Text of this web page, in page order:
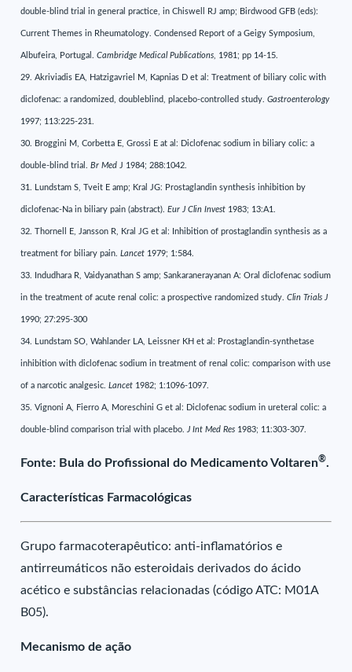
double-blind trial in general practice, in Chiswell RJ amp; Birdwood GFB (eds):
Current Themes in Rheumatology. Condensed Report of a Geigy Symposium,
Albufeira, Portugal.Cambridge Medical Publications , 1981; pp 14-15.
29. Akriviadis EA, Hatzigavriel M, Kapnias D et al: Treatment of biliary colic with
diclofenac: a randomized, doubleblind, placebo-controlled study. Gastroenterology
1997; 113:225-231.
30. Broggini M, Corbetta E, Grossi E at al: Diclofenac sodium in biliary colic: a
double-blind trial.Br Med J 1984; 288:1042.
31. Lundstam S, Tveit E amp; Kral JG: Prostaglandin synthesis inhibition by
diclofenac-Na in biliary pain (abstract). Eur J Clin Invest 1983; 13:A1.
32. Thornell E, Jansson R, Kral JG et al: Inhibition of prostaglandin synthesis as a
treatment for biliary pain. Lancet 1979; 1:584.
33. Indudhara R, Vaidyanathan S amp; Sankaranerayanan A: Oral diclofenac sodium
in the treatment of acute renal colic: a prospective randomized study.Clin Trials J
1990; 27:295-300
34. Lundstam SO, Wahlander LA, Leissner KH et al: Prostaglandin-synthetase
inhibition with diclofenac sodium in treatment of renal colic: comparison with use
of a narcotic analgesic.Lancet 1982; 1:1096-1097.
35. Vignoni A, Fierro A, Moreschini G et al: Diclofenac sodium in ureteral colic: a
double-blind comparison trial with placebo. J Int Med Res 1983; 11:303-307.
Fonte: Bula do Profissional do Medicamento Voltaren®.
Características Farmacológicas
Grupo farmacoterapêutico: anti-inflamatórios e
antirreumáticos não esteroidais derivados do ácido
acético e substâncias relacionadas (código ATC: M01A
B05).
Mecanismo de ação